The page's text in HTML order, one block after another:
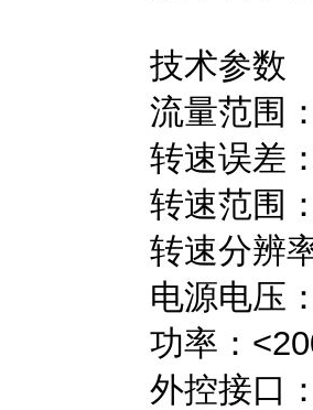
技术参数
流量范围
转速误差
转速范围
转速分辨
电源电压
功率：
外控接口